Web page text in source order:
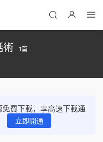
術 1篇
免費下載，享高速下載通
立即開通